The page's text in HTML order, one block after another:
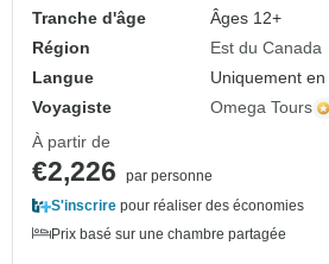
Tranche d'âge
Âges 12+
Région
Est du Canada
Langue
Uniquement en
Voyagiste
Omega Tours
À partir de
€2,226
par personne
S'inscrire pour réaliser des économies
Prix basé sur une chambre partagée